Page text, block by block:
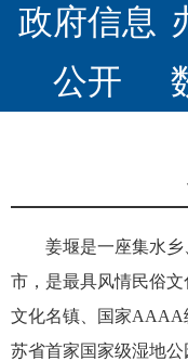
政府信息
公开
姜堰是一座集水
市，是最具风情民俗
文化名镇、国家AAAA
苏省首家国家级湿地